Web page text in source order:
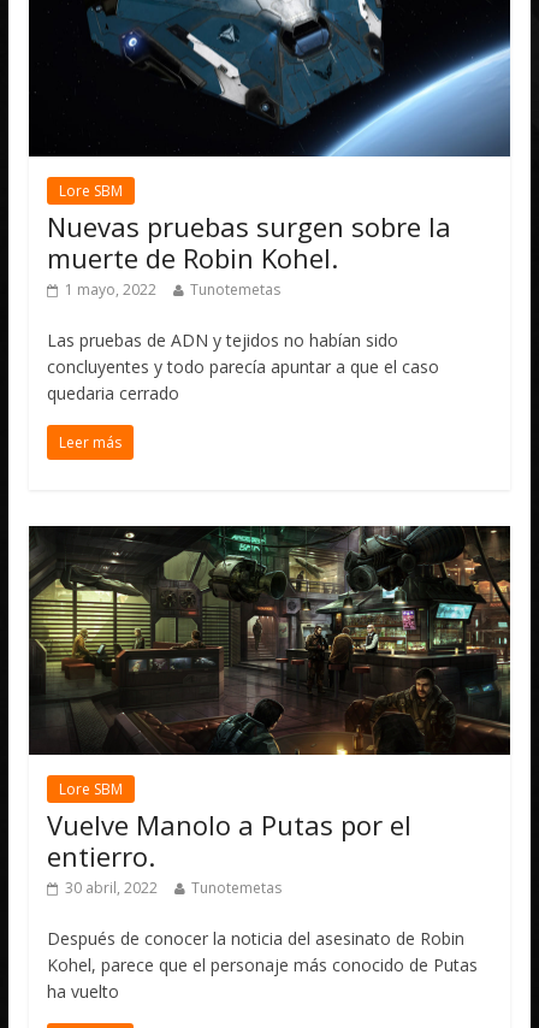
Lore SBM
Nuevas pruebas surgen sobre la
muerte de Robin Kohel.
1 mayo, 2022 Tunotemetas
Las pruebas de ADN y tejidos no habían sido
concluyentes y todo parecía apuntar a que el caso
quedaria cerrado
Leer más
Lore SBM
Vuelve Manolo a Putas por el
entierro.
30 abril, 2022 Tunotemetas
Después de conocer la noticia del asesinato de Robin
Kohel, parece que el personaje más conocido de Putas
ha vuelto